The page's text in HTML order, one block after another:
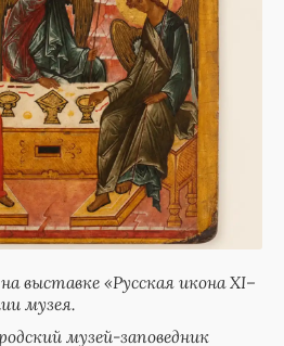
выставке «Русская икона XI–
музея.
музей-заповедник